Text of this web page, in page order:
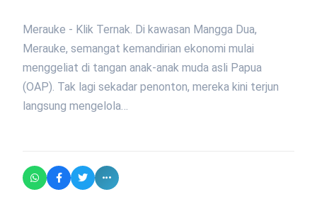
Merauke - Klik Ternak. Di kawasan Mangga Dua,
Merauke, semangat kemandirian ekonomi mulai
menggeliat di tangan anak-anak muda asli Papua
(OAP). Tak lagi sekadar penonton, mereka kini terjun
langsung mengelola…